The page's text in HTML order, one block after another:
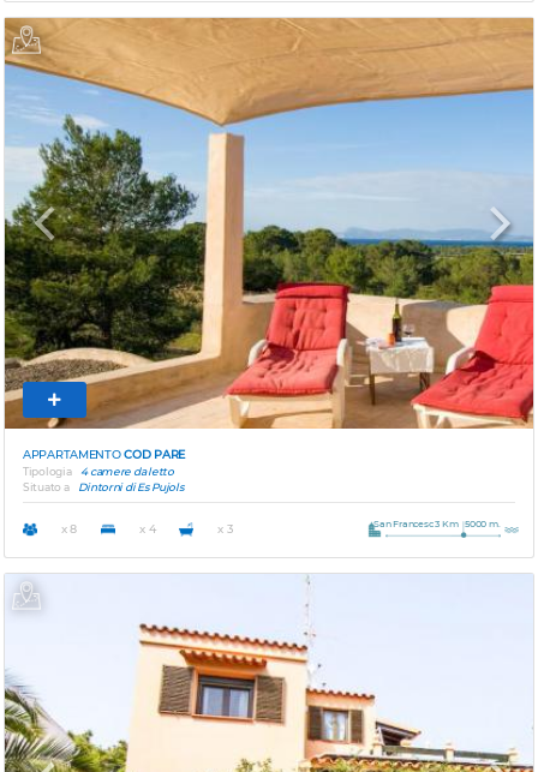
Previous Next
APPARTAMENTOCOD PARE
Tipologia
4 camere da letto
Situato a
Dintorni di Es Pujols
x 8 x 4 x 3 San Francesc 3 Km 5000 m.